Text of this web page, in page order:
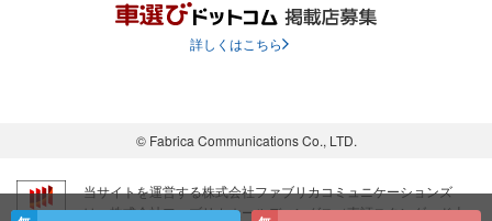
詳しくはこちら
© Fabrica Communications Co., LTD.
当サイトを運営する株式会社ファブリカコミュニケーションズ
は、株式会社ファブリカホールディングス（東証スタンダード上